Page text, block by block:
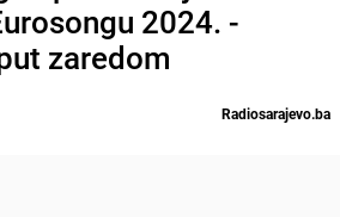
2024. -
zaredom
Radiosarajevo.ba